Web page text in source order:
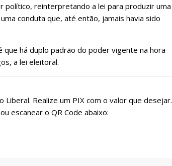
político, reinterpretando a lei para produzir uma
conduta que, até então, jamais havia sido
há duplo padrão do poder vigente na hora
a lei eleitoral.
Liberal. Realize um PIX com o valor que desejar.
escanear o QR Code abaixo: